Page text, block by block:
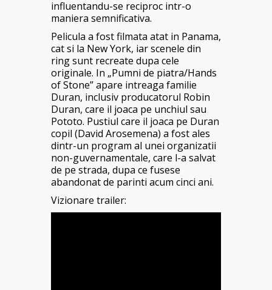
influentandu-se reciproc intr-o
maniera semnificativa.
Pelicula a fost filmata atat in Panama,
cat si la New York, iar scenele din
ring sunt recreate dupa cele
originale. In „Pumni de piatra/Hands
of Stone” apare intreaga familie
Duran, inclusiv producatorul Robin
Duran, care il joaca pe unchiul sau
Pototo. Pustiul care il joaca pe Duran
copil (David Arosemena) a fost ales
dintr-un program al unei organizatii
non-guvernamentale, care l-a salvat
de pe strada, dupa ce fusese
abandonat de parinti acum cinci ani.
Vizionare trailer: